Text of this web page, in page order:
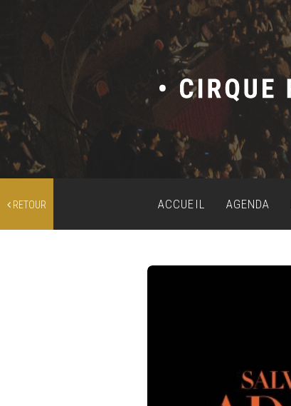
RETOUR ACCUEIL AGENDA